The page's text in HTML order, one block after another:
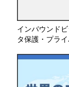
インバウンド
タ保護・プラ